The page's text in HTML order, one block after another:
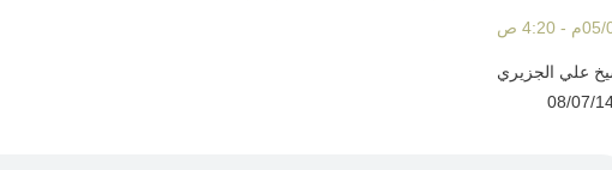
علي الجزيري
08/07/